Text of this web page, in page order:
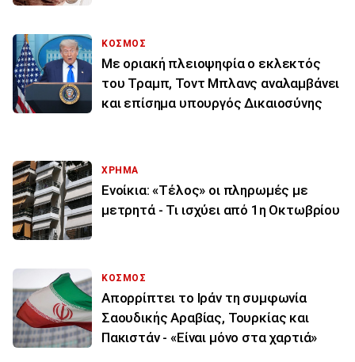
ΚΟΣΜΟΣ
Με οριακή πλειοψηφία ο εκλεκτός
του Τραμπ, Τοντ Μπλανς αναλαμβάνει
και επίσημα υπουργός Δικαιοσύνης
ΧΡΗΜΑ
Ενοίκια: «Τέλος» οι πληρωμές με
μετρητά - Τι ισχύει από 1η Οκτωβρίου
ΚΟΣΜΟΣ
Απορρίπτει το Ιράν τη συμφωνία
Σαουδικής Αραβίας, Τουρκίας και
Πακιστάν - «Είναι μόνο στα χαρτιά»